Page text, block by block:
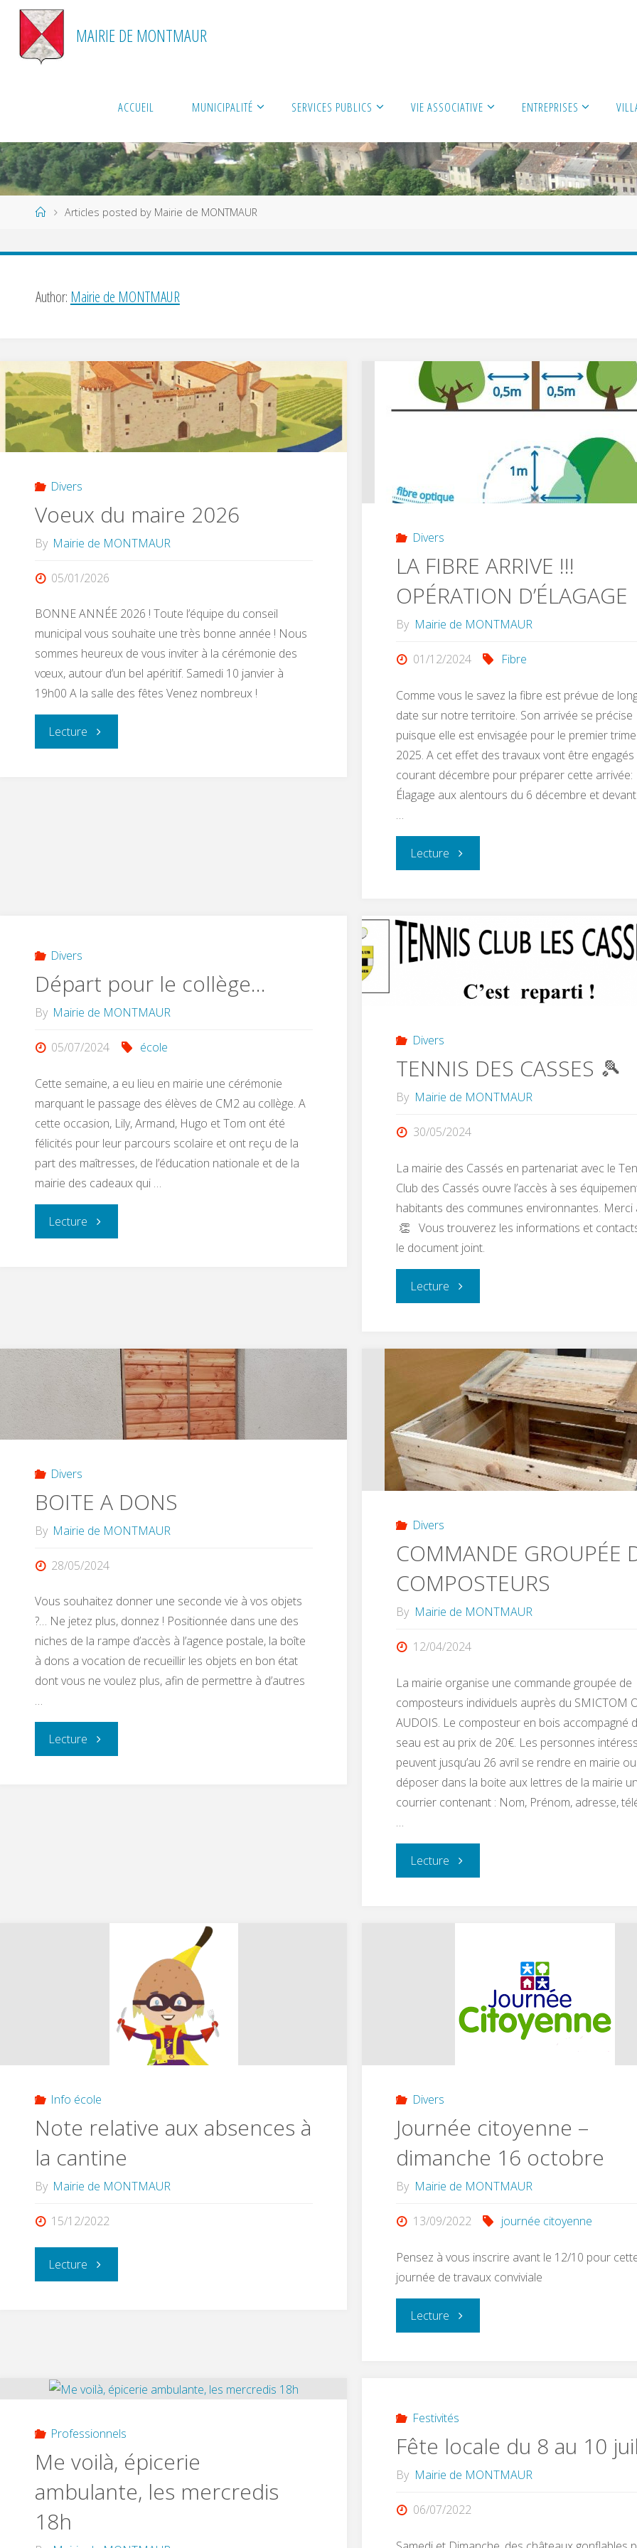
content
MAIRIE DE MONTMAUR
ACCUEIL MUNICIPALITÉ SERVICES PUBLICS VIE ASSOCIATIVE ENTREPRISES
HomeArticles posted by Mairie de MONTMAUR
Author: Mairie de MONTMAUR
Divers
Voeux du maire 2026
By Mairie de MONTMAUR
05/01/2026
BONNE ANNÉE 2026 ! Toute l’équipe du conseil
municipal vous souhaite une très bonne année ! Nous
sommes heureux de vous inviter à la cérémonie des
vœux, autour d’un bel apéritif. Samedi 10 janvier à
19h00 A la salle des fêtes Venez nombreux !
Lecture "Voeux
Divers
LA FIBRE ARRIVE !!!
OPÉRATION D’ÉLAGAGE
By Mairie de MONTMAUR
01/12/2024 Fibre
Comme vous le savez la fibre est prévue de
date sur notre territoire. Son arrivée se précise
puisque elle est envisagée pour le premier
2025. A cet effet des travaux vont être engagés
courant décembre pour préparer cette arrivée:
Élagage aux alentours du 6 décembre et
…
Lecture"LA
!!!
OPÉRATION
Divers
Départ pour le collège…
By Mairie de MONTMAUR
05/07/2024 école
Cette semaine, a eu lieu en mairie une cérémonie
marquant le passage des élèves de CM2 au collège. A
cette occasion, Lily, Armand, Hugo et Tom ont été
félicités pour leur parcours scolaire et ont reçu de la
part des maîtresses, de l’éducation nationale et de la
mairie des cadeaux qui …
Lecture "Départ
Divers
TENNIS DES CASSES 🎾
By Mairie de MONTMAUR
30/05/2024
La mairie des Cassés en partenariat avec le
Club des Cassés ouvre l’accès à ses
habitants des communes environnantes.
👏 Vous trouverez les informations et
le document joint.
Lecture"TENNIS
CASSES
🎾"
Divers
BOITE A DONS
By Mairie de MONTMAUR
28/05/2024
Vous souhaitez donner une seconde vie à vos objets
?… Ne jetez plus, donnez ! Positionnée dans une des
niches de la rampe d’accès à l’agence postale, la boîte
à dons a vocation de recueillir les objets en bon état
dont vous ne voulez plus, afin de permettre à d’autres
…
Lecture "BOITE
Divers
COMMANDE GROUPÉE
COMPOSTEURS
By Mairie de MONTMAUR
12/04/2024
La mairie organise une commande groupée de
composteurs individuels auprès du SMICTOM
AUDOIS. Le composteur en bois accompagné
seau est au prix de 20€. Les personnes
peuvent jusqu’au 26 avril se rendre en mairie ou
déposer dans la boite aux lettres de la mairie
courrier contenant : Nom, Prénom, adresse,
…
Lecture"COMMANDE
COMPOSTEURS"
Info école
Note relative aux absences à
la cantine
By Mairie de MONTMAUR
15/12/2022
Lecture "Note
à
la
cantine"
Divers
Journée citoyenne –
dimanche 16 octobre
By Mairie de MONTMAUR
13/09/2022 journée citoyenne
Pensez à vous inscrire avant le 12/10 pour
journée de travaux conviviale
Lecture"Journée
dimanche
16
Professionnels
Me voilà, épicerie
ambulante, les mercredis
18h
Festivités
Fête locale du 8 au 10
By Mairie de MONTMAUR
06/07/2022